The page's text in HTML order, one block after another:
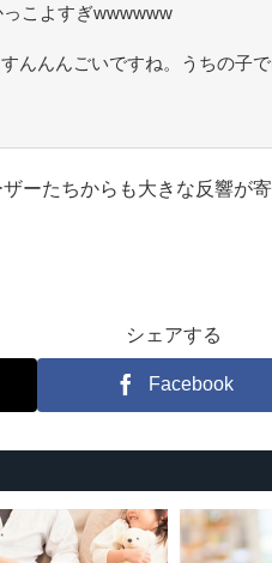
こよすぎwwwwww
んんんごいですね。うちの子
ーたちからも大きな反響が寄
シェアする
Facebook